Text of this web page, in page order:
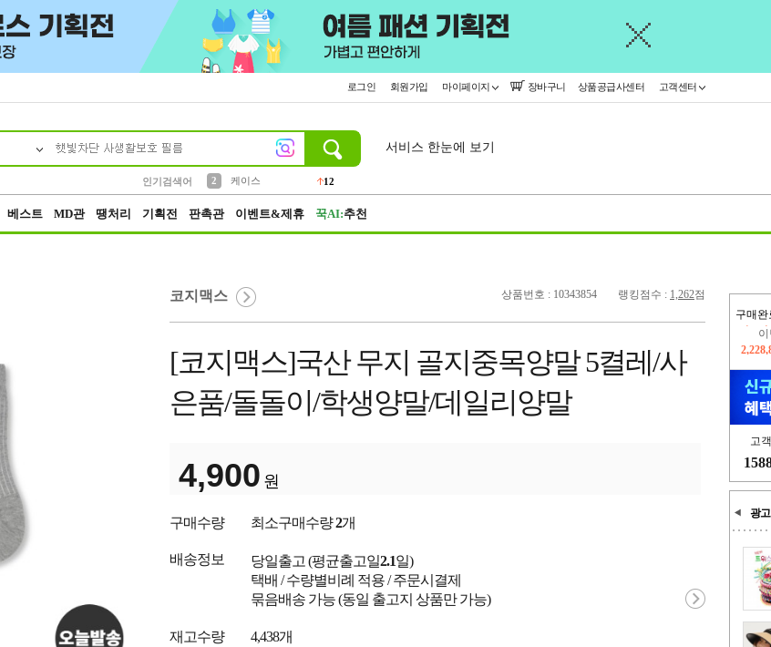
로그인 회원가입 마이페이지 장바구니 상품공급사센터 고객센터
인기검색어
2
케이스
12
서비스 한눈에 보기
베스트 MD관 땡처리 기획전 판촉관 이벤트&제휴 꾹AI:추천
구매완
고
광고
상품번호 : 10343854 랭킹점수 : 1,262점
코지맥스
[코지맥스]국산 무지 골지중목양말 5켤레/사
은품/돌돌이/학생양말/데일리양말
4,900 원
구매수량 최소구매수량2개
배송정보 당일출고 (평균출고일2.1일)
택배 / 수량별비례 적용 / 주문시결제
묶음배송 가능 (동일 출고지 상품만 가능)
재고수량 4,438개